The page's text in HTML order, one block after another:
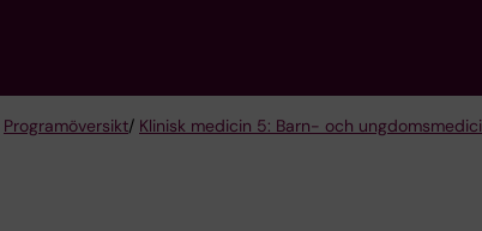
Programöversikt/ Klinisk medicin 5: Barn- och